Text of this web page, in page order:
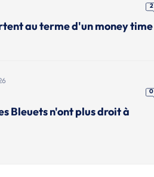
2
au terme d'un money time
0
Bleuets n'ont plus droit à